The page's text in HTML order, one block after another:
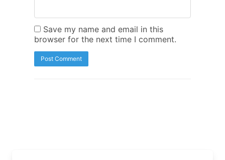
Save my name and email in this
browser for the next time I comment.